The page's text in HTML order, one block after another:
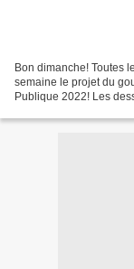
Bon dimanche! Toutes
semaine le projet du
Publique 2022! Les